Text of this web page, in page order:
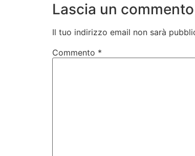
Lascia un commento
Il tuo indirizzo email non sarà
Commento *